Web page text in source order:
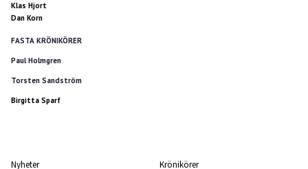
Klas Hjort
Dan Korn
FASTA KRÖNIKÖRER
Paul Holmgren
Torsten Sandström
Birgitta Sparf
Nyheter Krönikörer